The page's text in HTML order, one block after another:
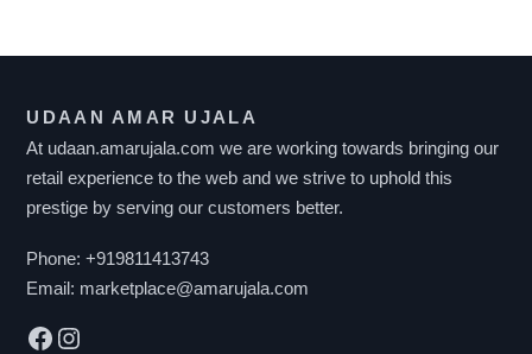
UDAAN AMAR UJALA
At udaan.amarujala.com we are working towards bringing our
retail experience to the web and we strive to uphold this
prestige by serving our customers better.
Phone:+919811413743
Email: marketplace@amarujala.com
Facebook
Instagram